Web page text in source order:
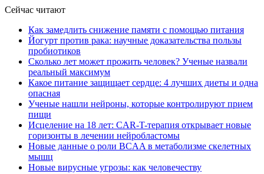
Сейчас читают
Как замедлить снижение памяти с помощью питания
Йогурт против рака: научные доказательства пользы
пробиотиков
Сколько лет может прожить человек? Ученые назвали
реальный максимум
Какое питание защищает сердце: 4 лучших диеты и одна
опасная
Ученые нашли нейроны, которые контролируют прием
пищи
Исцеление на 18 лет: CAR-T-терапия открывает новые
горизонты в лечении нейробластомы
Новые данные о роли BCAA в метаболизме скелетных
мышц
Новые вирусные угрозы: как человечеству